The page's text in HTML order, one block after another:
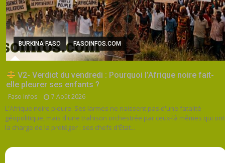
BURKINA FASO FASOINFOS.COM
V2- Verdict du vendredi : Pourquoi l’Afrique noire fait-
elle pleurer ses enfants ?
Faso Infos 7 Août 2026
L'Afrique noire pleure. Ses larmes ne naissent pas d'une fatalité
géopolitique, mais d'une trahison orchestrée par ceux-là mêmes qui ont
la charge de la protéger : ses chefs d'État...